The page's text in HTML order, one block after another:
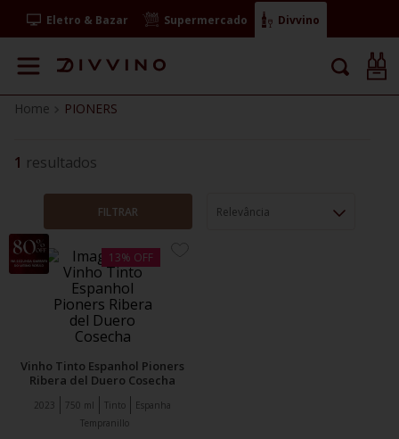
Eletro & Bazar Supermercado Divvino
PIONERS
1
FILTRAR Relevância
13% OFF
Vinho Tinto Espanhol Pioners
Ribera del Duero Cosecha
Tinto Espanha
2023
750 ml
Tempranillo